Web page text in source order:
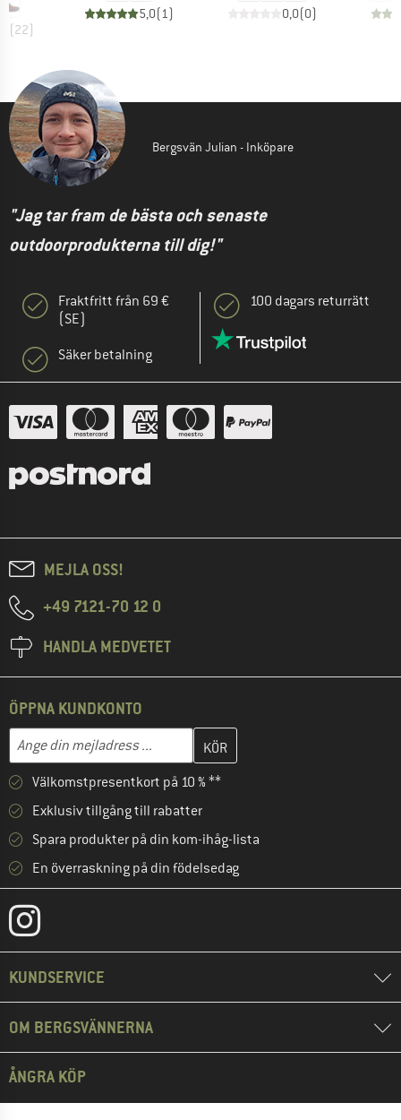
(22)
5,0(1) 0,0(0)
Bergsvän Julian - Inköpare
"Jag tar fram de bästa och senaste
outdoorprodukterna till dig!"
Fraktfritt från 69 €
(SE)
Säker betalning
100 dagars returrätt
MEJLA OSS!
+49 7121-70 12 0
HANDLA MEDVETET
ÖPPNA KUNDKONTO
Mejladress
Skriv in din e-postadress här och skapa ditt kundkonto i nästa
Välkomstpresentkort på 10 % **
Exklusiv tillgång till rabatter
Spara produkter på din kom-ihåg-lista
En överraskning på din födelsedag
KUNDSERVICE
OM BERGSVÄNNERNA
ÅNGRA KÖP